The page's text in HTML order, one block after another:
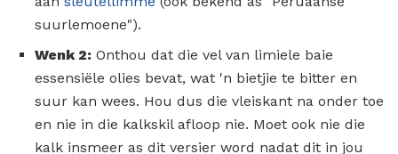
suurlemoene").
Wenk 2: Onthou dat die vel van limiele baie
essensiële olies bevat, wat 'n bietjie te bitter en
suur kan wees. Hou dus die vleiskant na onder toe
en nie in die kalkskil afloop nie. Moet ook nie die
kalk insmeer as dit versier word nadat dit in jou